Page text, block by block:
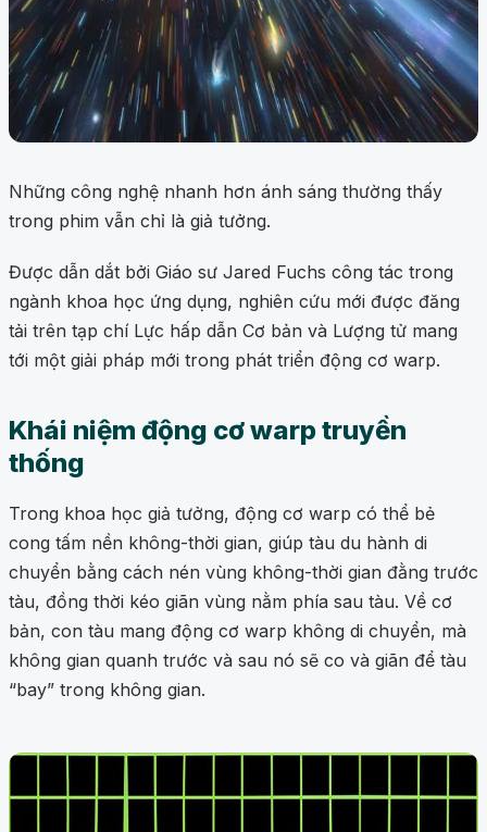
Những công nghệ nhanh hơn ánh sáng thường thấy
trong phim vẫn chỉ là giả tưởng.
Được dẫn dắt bởi Giáo sư Jared Fuchs công tác trong
ngành khoa học ứng dụng, nghiên cứu mới được đăng
tải trên tạp chí Lực hấp dẫn Cơ bản và Lượng tử mang
tới một giải pháp mới trong phát triển động cơ warp.
Khái niệm động cơ warp truyền
thống
Trong khoa học giả tưởng, động cơ warp có thể bẻ
cong tấm nền không-thời gian, giúp tàu du hành di
chuyển bằng cách nén vùng không-thời gian đằng trước
tàu, đồng thời kéo giãn vùng nằm phía sau tàu. Về cơ
bản, con tàu mang động cơ warp không di chuyển, mà
không gian quanh trước và sau nó sẽ co và giãn để tàu
“bay” trong không gian.